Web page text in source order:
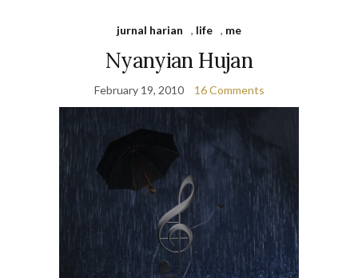
jurnal harian , life , me
Nyanyian Hujan
February 19, 2010 16 Comments